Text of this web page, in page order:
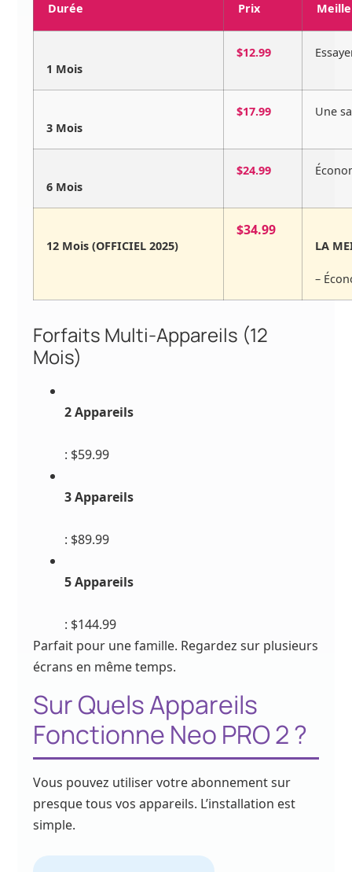
Durée Prix
1 Mois
$12.99
3 Mois
$17.99 Une
6 Mois
$24.99
12 Mois (OFFICIEL 2025)
$34.99
LA
–
Forfaits Multi-Appareils (12
Mois)
2 Appareils
: $59.99
3 Appareils
: $89.99
5 Appareils
: $144.99
Parfait pour une famille. Regardez sur plusieurs
écrans en même temps.
Sur Quels Appareils
Fonctionne Neo PRO 2 ?
Vous pouvez utiliser votre abonnement sur
presque tous vos appareils. L’installation est
simple.